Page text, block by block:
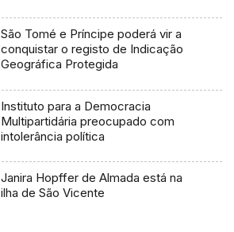
São Tomé e Príncipe poderá vir a
conquistar o registo de Indicação
Geográfica Protegida
Instituto para a Democracia
Multipartidária preocupado com
intolerância política
Janira Hopffer de Almada está na
ilha de São Vicente